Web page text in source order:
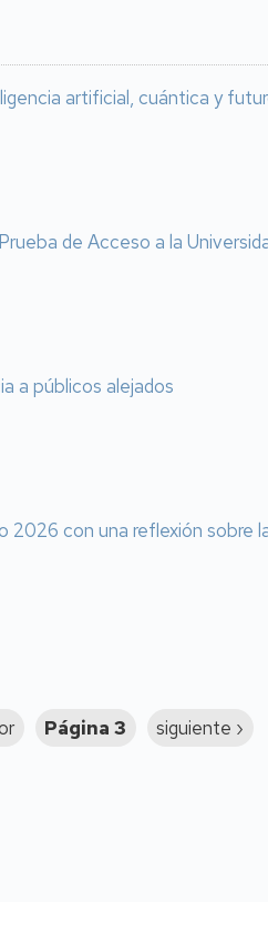
artificial, cuántica y
de Acceso a la
a públicos alejados
2026 con una reflexión sobre
Página 3
Siguiente
siguiente ›